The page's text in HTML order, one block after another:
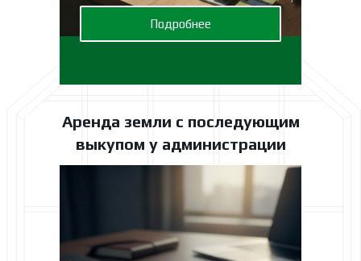
Аренда земли с последующим
выкупом у администрации
Подробнее